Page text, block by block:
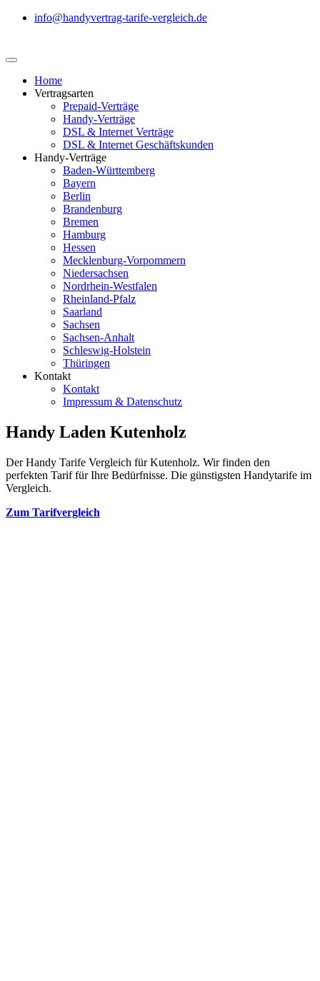
info@handyvertrag-tarife-vergleich.de
Home
Vertragsarten
Prepaid-Verträge
Handy-Verträge
DSL & Internet Verträge
DSL & Internet Geschäftskunden
Handy-Verträge
Baden-Württemberg
Bayern
Berlin
Brandenburg
Bremen
Hamburg
Hessen
Mecklenburg-Vorpommern
Niedersachsen
Nordrhein-Westfalen
Rheinland-Pfalz
Saarland
Sachsen
Sachsen-Anhalt
Schleswig-Holstein
Thüringen
Kontakt
Kontakt
Impressum & Datenschutz
Handy Laden Kutenholz
Der Handy Tarife Vergleich für Kutenholz. Wir finden den
perfekten Tarif für Ihre Bedürfnisse. Die günstigsten Handytarife im
Vergleich.
Zum Tarifvergleich